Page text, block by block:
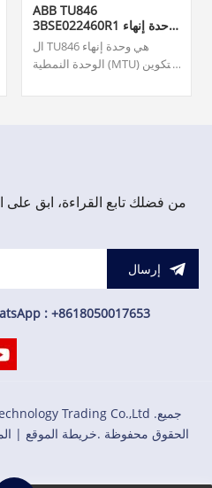
ABB TU846
3BSE022460R1 وحدة إنهاء
الوحدةال TU846 هي وحدة إنهاء
الوحدة النمطية (MTU) للتكوين
CI840/CI840A والإدخال/
من فضلك تابع القراءة، ابق
إرسال
: +8618050017653
الحقوق محفوظة .خريطة الموقع |